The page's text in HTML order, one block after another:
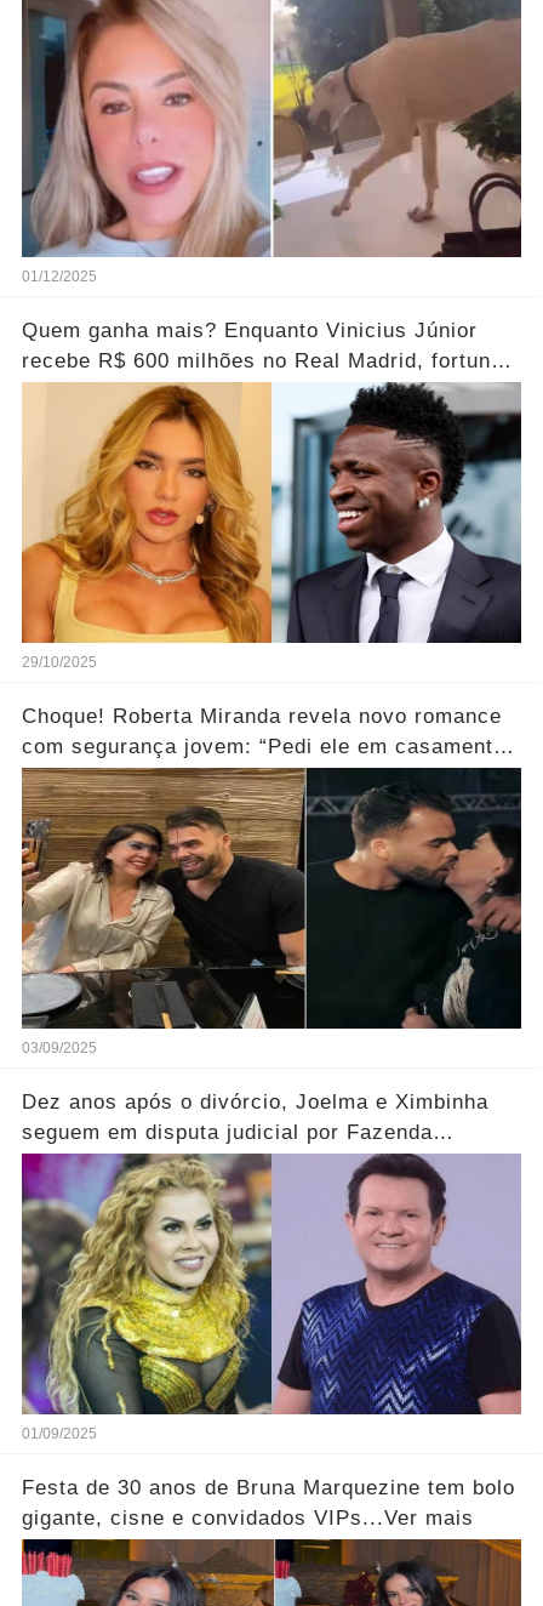
01/12/2025
Quem ganha mais? Enquanto Vinicius Júnior
recebe R$ 600 milhões no Real Madrid, fortuna
de Virginia é chocante.... Ver mais
29/10/2025
Choque! Roberta Miranda revela novo romance
com segurança jovem: “Pedi ele em casamento
no palco...” Ver mais
03/09/2025
Dez anos após o divórcio, Joelma e Ximbinha
seguem em disputa judicial por Fazenda
Milionária... Ver Mais
01/09/2025
Festa de 30 anos de Bruna Marquezine tem bolo
gigante, cisne e convidados VIPs...Ver mais